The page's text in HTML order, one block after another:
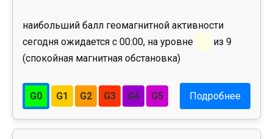
наибольший балл геомагнитной активности
сегодня ожидается с 00:00, на уровне
0
из 9
(спокойная магнитная обстановка)
G0 G1 G2 G3 G4 G5 Подробнее